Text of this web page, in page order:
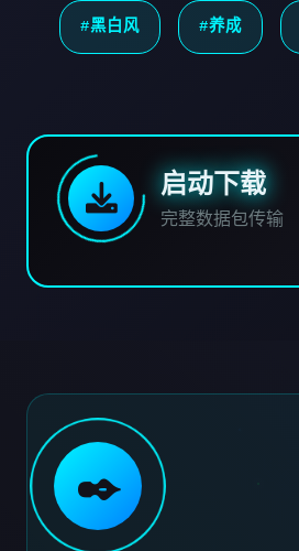
#黑白风 #养成
启动下载
完整数据包传输
✒️